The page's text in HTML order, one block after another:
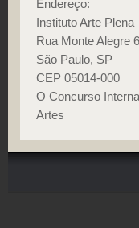
Endereço:
Instituto Arte Plena
Rua Monte Alegre
São Paulo, SP
CEP 05014-000
O Concurso
Artes